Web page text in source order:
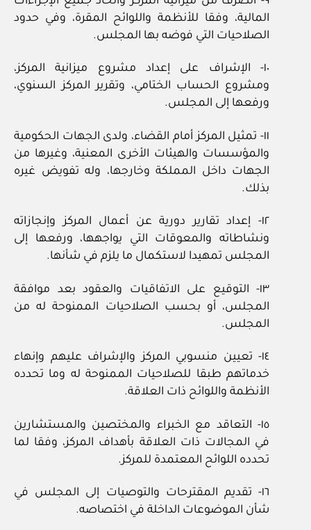
المالية، وفقا للأنظمة واللوائح المقرة، وفي حدود
الصلاحيات التي فوضه بها المجلس.
١٠‏- الإشراف على إعداد مشروع ميزانية المركز،
ومشروع الحساب الختامي، وتقرير المركز السنوي،
ورفعها إلى المجلس.
١١‏- تمثيل المركز أمام القضاء، ولدى الجهات الحكومية
والمؤسسات والهيئات الأخرى المعنية، وغيرها من
الجهات داخل المملكة وخارجها، وله تفويض غيره
بذلك.
١٢‏- إعداد تقارير دورية عن أعمال المركز وإنجازاته
ونشاطاته والمعوقات التي يواجهها، ورفعها إلى
المجلس تمهيدا لاستكمال ما يلزم في شأنها.
١٣‏- التوقيع على الاتفاقيات والعقود بعد موافقة
المجلس، أو بحسب الصلاحيات الممنوحة له من
المجلس.
١٤‏- تعيين منسوبي المركز والإشراف عليهم وإنهاء
خدماتهم طبقا للصلاحيات الممنوحة له وما تحدده
الأنظمة واللوائح ذات العلاقة.
١٥‏- التعاقد مع الخبراء والمختصين والمستشارين
في المجالات ذات العلاقة بأهداف المركز، وفقا لما
تحدده اللوائح المعتمدة للمركز.
١٦‏- تقديم المقترحات والتوصيات إلى المجلس في
شأن الموضوعات الداخلة في اختصاصه.